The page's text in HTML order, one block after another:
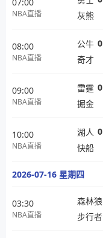
NBA直播
灰熊
08:00
NBA直播
公牛
奇才
0
09:00
NBA直播
雷霆
掘金
0
10:00
NBA直播
湖人
快船
0
2026-07-16 星期四
03:30
NBA直播
森林狼
步行者